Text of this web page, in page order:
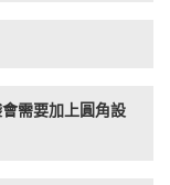
需要加上圓角設